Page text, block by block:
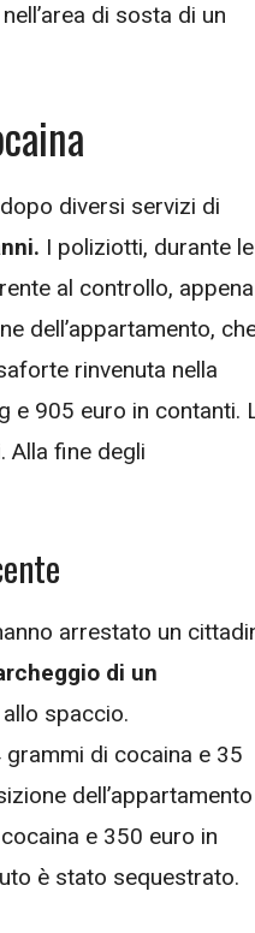
di sosta di un
diversi servizi di
I poliziotti, durante le
al controllo, appena
dell’appartamento,
rinvenuta nella
e 905 euro in contanti.
Alla fine degli
arrestato un
di un
spaccio.
di cocaina e 35
dell’appartamento
e 350 euro in
è stato sequestrato.